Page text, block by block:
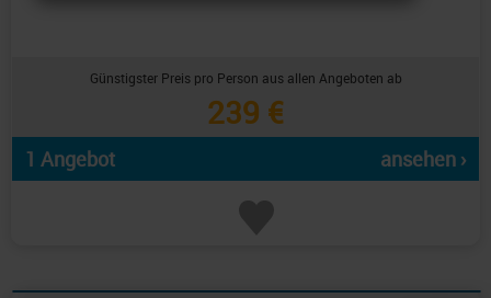
Günstigster Preis pro Person aus allen Angeboten ab
239 €
1 Angebot ansehen ›